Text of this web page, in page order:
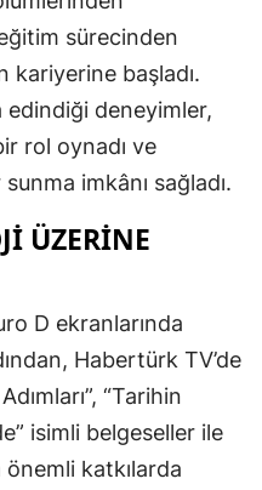
sürecinden
kariyerine başladı.
edindiği deneyimler,
rol oynadı ve
imkânı sağladı.
ÜZERINE
D ekranlarında
Habertürk TV’de
“Tarihin
isimli belgeseller ile
katkılarda